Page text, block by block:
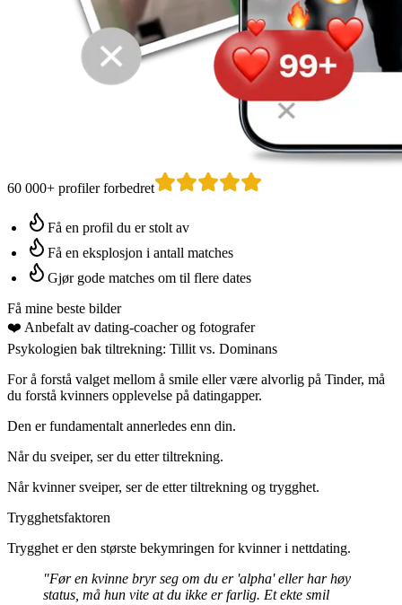
60 000+ profiler forbedret
Få en profil du er stolt av
Få en eksplosjon i antall matches
Gjør gode matches om til flere dates
Få mine beste bilder
❤️ Anbefalt av dating-coacher og fotografer
Psykologien bak tiltrekning: Tillit vs. Dominans
For å forstå valget mellom å smile eller være alvorlig på Tinder, må
du forstå kvinners opplevelse på datingapper.
Den er fundamentalt annerledes enn din.
Når du sveiper, ser du etter tiltrekning.
Når kvinner sveiper, ser de etter tiltrekning og trygghet.
Trygghetsfaktoren
Trygghet er den største bekymringen for kvinner i nettdating.
"Før en kvinne bryr seg om du er 'alpha' eller har høy
status, må hun vite at du ikke er farlig. Et ekte smil